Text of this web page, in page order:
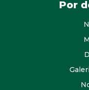
Por